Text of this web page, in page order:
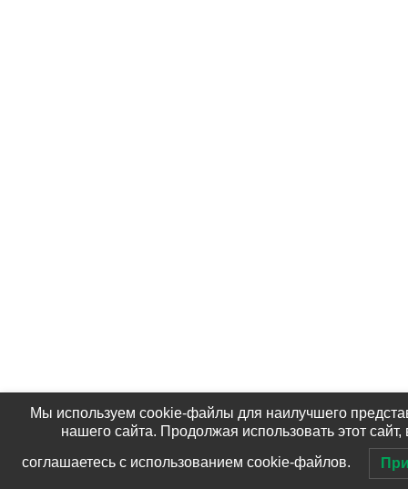
Мы используем cookie-файлы для наилучшего
нашего сайта. Продолжая использовать этот сайт,
соглашаетесь с использованием cookie-файлов.